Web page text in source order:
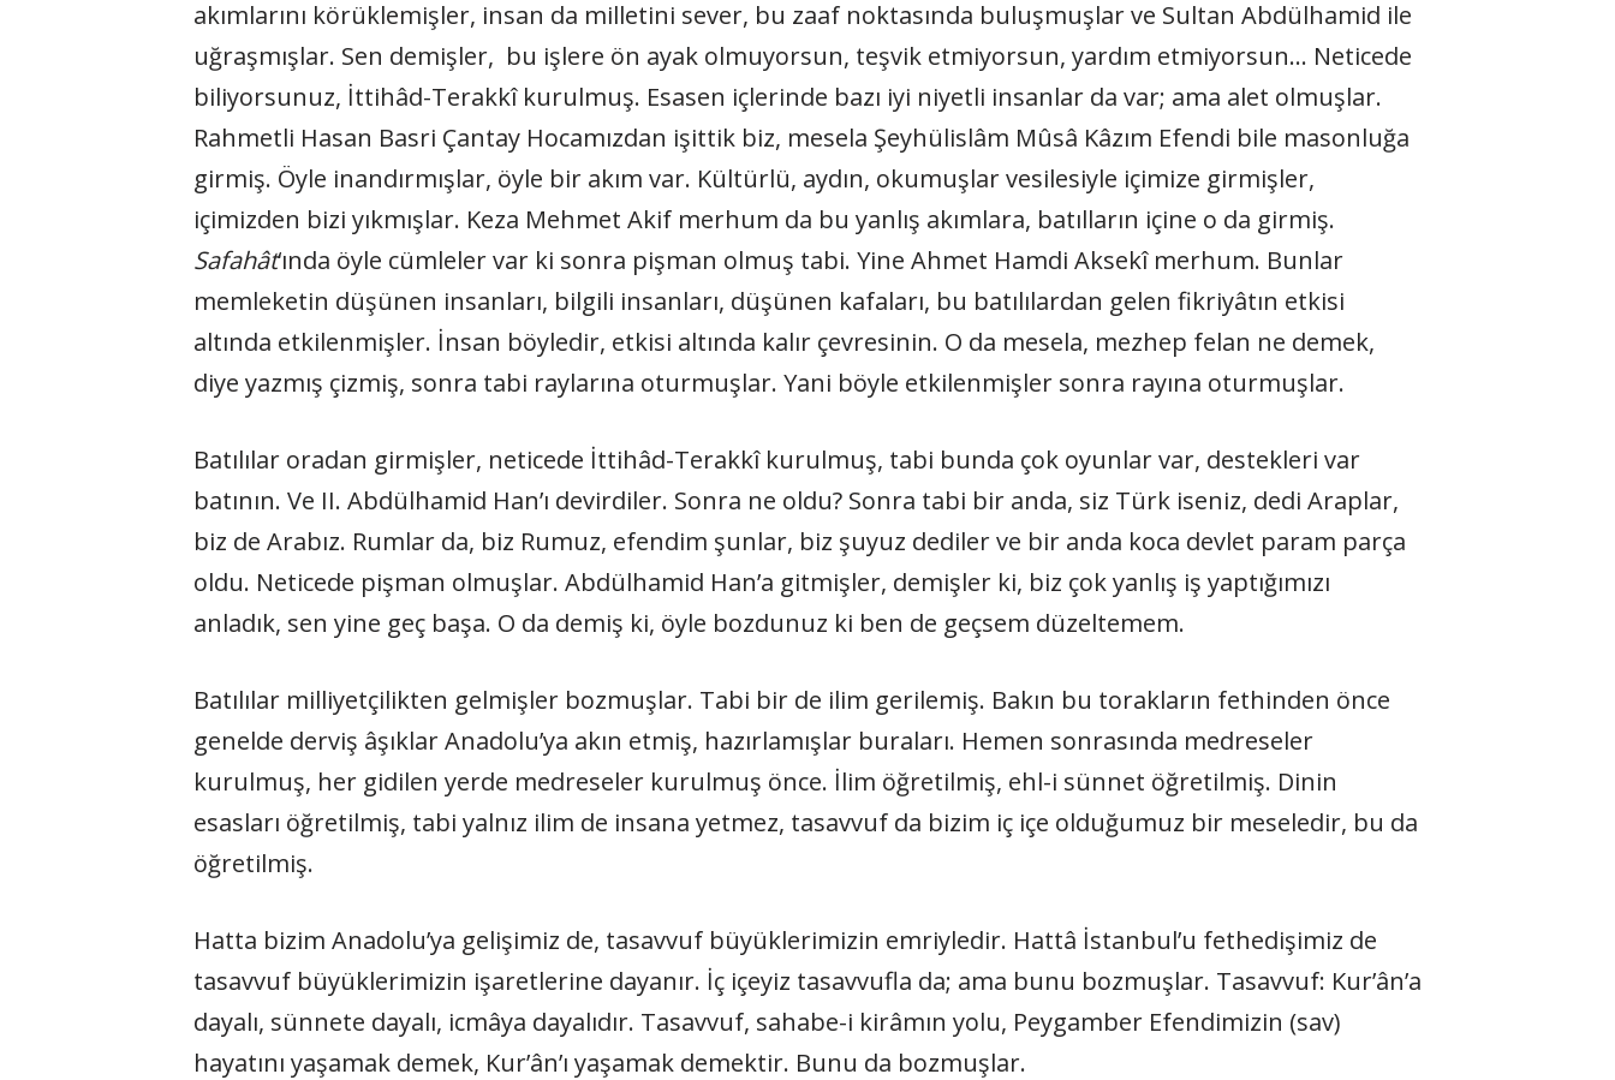
akımlarını körüklemişler, insan da milletini sever, bu zaaf noktasında buluşmuşlar ve Sultan Abdülhamid ile
uğraşmışlar. Sen demişler, bu işlere ön ayak olmuyorsun, teşvik etmiyorsun, yardım etmiyorsun… Neticede
biliyorsunuz, İttihâd-Terakkî kurulmuş. Esasen içlerinde bazı iyi niyetli insanlar da var; ama alet olmuşlar.
Rahmetli Hasan Basri Çantay Hocamızdan işittik biz, mesela Şeyhülislâm Mûsâ Kâzım Efendi bile masonluğa
girmiş. Öyle inandırmışlar, öyle bir akım var. Kültürlü, aydın, okumuşlar vesilesiyle içimize girmişler,
içimizden bizi yıkmışlar. Keza Mehmet Akif merhum da bu yanlış akımlara, batılların içine o da girmiş.
Safahât‘ında öyle cümleler var ki sonra pişman olmuş tabi. Yine Ahmet Hamdi Aksekî merhum. Bunlar
memleketin düşünen insanları, bilgili insanları, düşünen kafaları, bu batılılardan gelen fikriyâtın etkisi
altında etkilenmişler. İnsan böyledir, etkisi altında kalır çevresinin. O da mesela, mezhep felan ne demek,
diye yazmış çizmiş, sonra tabi raylarına oturmuşlar. Yani böyle etkilenmişler sonra rayına oturmuşlar.
Batılılar oradan girmişler, neticede İttihâd-Terakkî kurulmuş, tabi bunda çok oyunlar var, destekleri var
batının. Ve II. Abdülhamid Han’ı devirdiler. Sonra ne oldu? Sonra tabi bir anda, siz Türk iseniz, dedi Araplar,
biz de Arabız. Rumlar da, biz Rumuz, efendim şunlar, biz şuyuz dediler ve bir anda koca devlet param parça
oldu. Neticede pişman olmuşlar. Abdülhamid Han’a gitmişler, demişler ki, biz çok yanlış iş yaptığımızı
anladık, sen yine geç başa. O da demiş ki, öyle bozdunuz ki ben de geçsem düzeltemem.
Batılılar milliyetçilikten gelmişler bozmuşlar. Tabi bir de ilim gerilemiş. Bakın bu torakların fethinden önce
genelde derviş âşıklar Anadolu’ya akın etmiş, hazırlamışlar buraları. Hemen sonrasında medreseler
kurulmuş, her gidilen yerde medreseler kurulmuş önce. İlim öğretilmiş, ehl-i sünnet öğretilmiş. Dinin
esasları öğretilmiş, tabi yalnız ilim de insana yetmez, tasavvuf da bizim iç içe olduğumuz bir meseledir, bu da
öğretilmiş.
Hatta bizim Anadolu’ya gelişimiz de, tasavvuf büyüklerimizin emriyledir. Hattâ İstanbul’u fethedişimiz de
tasavvuf büyüklerimizin işaretlerine dayanır. İç içeyiz tasavvufla da; ama bunu bozmuşlar. Tasavvuf: Kur’ân’a
dayalı, sünnete dayalı, icmâya dayalıdır. Tasavvuf, sahabe-i kirâmın yolu, Peygamber Efendimizin (sav)
hayatını yaşamak demek, Kur’ân’ı yaşamak demektir. Bunu da bozmuşlar.